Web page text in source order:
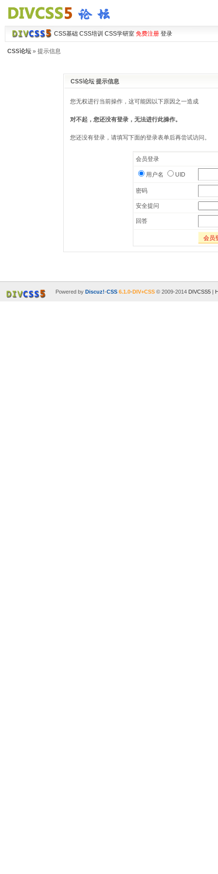
CSS基础 CSS培训 CSS学研室 免费注册 登录
CSS论坛» 提示信息
CSS论坛 提示信息
您无权进行当前操作，这可能因以下原因之一造成
对不起，您还没有登录，无法进行此操作。
您还没有登录，请填写下面的登录表单后再尝试访问。
会员登录
用户名 UID
密码
安全提问
回答
会员
Powered by Discuz!-CSS 6.1.0-DIV+CSS© 2009-2014 DIVCSS5|